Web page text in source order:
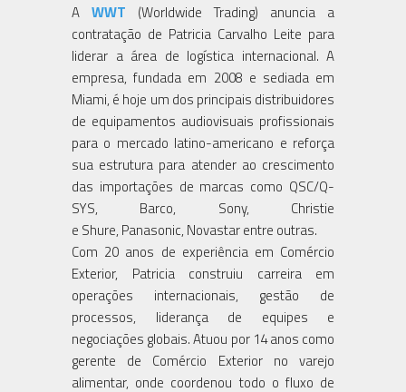
A WWT (Worldwide Trading) anuncia a
contratação de Patricia Carvalho Leite para
liderar a área de logística internacional. A
empresa, fundada em 2008 e sediada em
Miami, é hoje um dos principais distribuidores
de equipamentos audiovisuais profissionais
para o mercado latino-americano e reforça
sua estrutura para atender ao crescimento
das importações de marcas como QSC/Q-
SYS, Barco, Sony, Christie
e Shure, Panasonic, Novastar entre outras.
Com 20 anos de experiência em Comércio
Exterior, Patricia construiu carreira em
operações internacionais, gestão de
processos, liderança de equipes e
negociações globais. Atuou por 14 anos como
gerente de Comércio Exterior no varejo
alimentar, onde coordenou todo o fluxo de